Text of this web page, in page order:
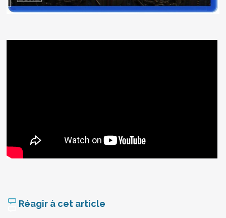
Réagir à cet article